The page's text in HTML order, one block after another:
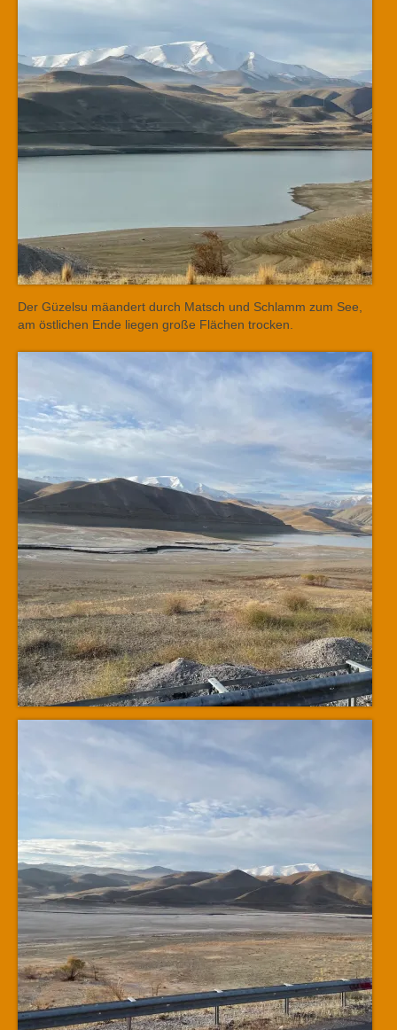
Der Güzelsu mäandert durch Matsch und Schlamm zum See,
am östlichen Ende liegen große Flächen trocken.